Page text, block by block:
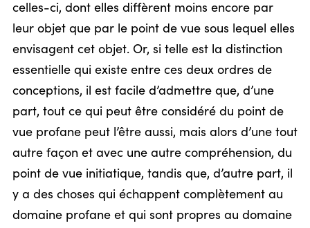
celles-ci, dont elles diffèrent moins encore par
leur objet que par le point de vue sous lequel elles
envisagent cet objet. Or, si telle est la distinction
essentielle qui existe entre ces deux ordres de
conceptions, il est facile d’admettre que, d’une
part, tout ce qui peut être considéré du point de
vue profane peut l’être aussi, mais alors d’une tout
autre façon et avec une autre compréhension, du
point de vue initiatique, tandis que, d’autre part, il
y a des choses qui échappent complètement au
domaine profane et qui sont propres au domaine